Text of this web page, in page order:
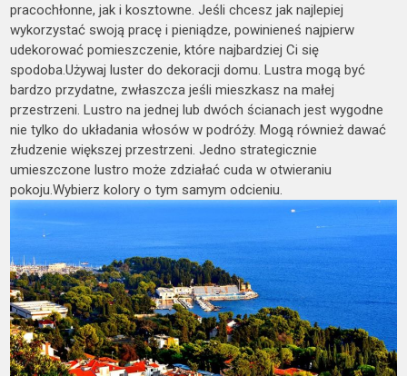
pracochłonne, jak i kosztowne. Jeśli chcesz jak najlepiej
wykorzystać swoją pracę i pieniądze, powinieneś najpierw
udekorować pomieszczenie, które najbardziej Ci się
spodoba.Używaj luster do dekoracji domu. Lustra mogą być
bardzo przydatne, zwłaszcza jeśli mieszkasz na małej
przestrzeni. Lustro na jednej lub dwóch ścianach jest wygodne
nie tylko do układania włosów w podróży. Mogą również dawać
złudzenie większej przestrzeni. Jedno strategicznie
umieszczone lustro może zdziałać cuda w otwieraniu
pokoju.Wybierz kolory o tym samym odcieniu.